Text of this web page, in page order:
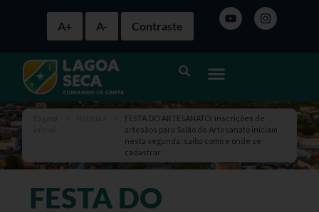
A+ A- Contraste
FESTA DO ARTESANATO: inscrições de
artesãos para Salão de Artesanato iniciam
nesta segunda; saiba como e onde se
cadastrar
FESTA DO